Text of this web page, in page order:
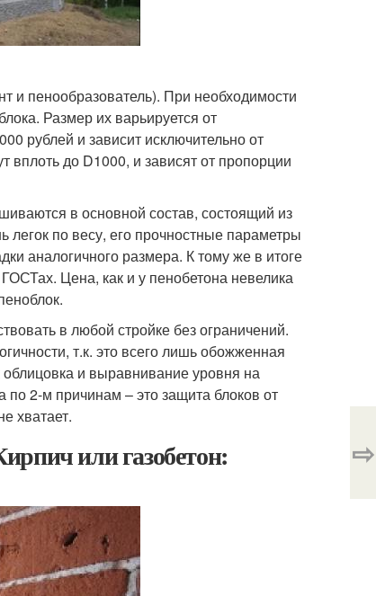
и пенообразователь). При необходимости
Размер их варьируется от
рублей и зависит исключительно от
до D1000, и зависят от пропорции
в основной состав, состоящий из
легок по весу, его прочностные параметры
аналогичного размера. К тому же в итоге
Цена, как и у пенобетона невелика
в любой стройке без ограничений.
т.к. это всего лишь обожженная
облицовка и выравнивание уровня на
2-м причинам – это защита блоков от
хватает.
или газобетон: ⇨